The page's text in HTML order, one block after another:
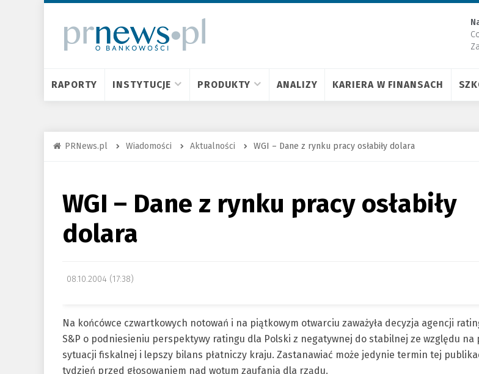
RAPORTY INSTYTUCJE PRODUKTY ANALIZY KARIERA W FINANSACH
PRNews.pl Wiadomości Aktualności WGI – Dane z rynku pracy osłabiły dolara
WGI – Dane z rynku pracy osłabiły
dolara
08.10.2004 (17:38)
Na końcówce czwartkowych notowań i na piątkowym otwarciu zaważyła decyzja agencji
S&P o podniesieniu perspektywy ratingu dla Polski z negatywnej do stabilnej ze względu na
sytuacji fiskalnej i lepszy bilans płatniczy kraju. Zastanawiać może jedynie termin tej
tydzień przed głosowaniem nad wotum zaufania dla rządu.